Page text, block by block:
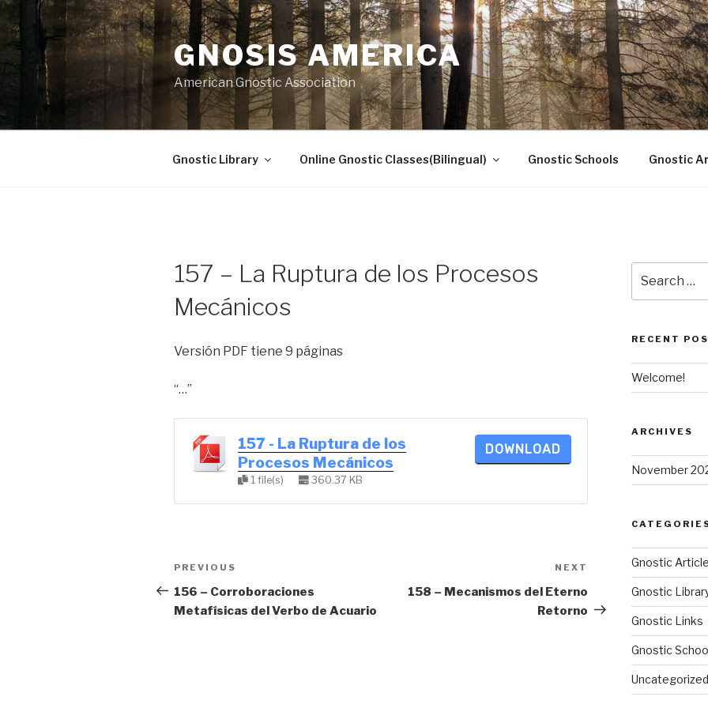
Skip
to
content
GNOSIS AMERICA
American Gnostic Association
Gnostic Library Online Gnostic Classes(Bilingual) Gnostic Schools Gnostic
157 – La Ruptura de los Procesos
Mecánicos
Versión PDF tiene 9 páginas
“…”
157 - La Ruptura de los
Procesos Mecánicos
1 file(s) 360.37 KB
DOWNLOAD
Post
navigation
Previous
Post
PREVIOUS
156 – Corroboraciones
Metafísicas del Verbo de Acuario
NEXT
158 – Mecanismos del Eterno
Retorno
for:
RECENT
Welcome!
ARCHIVES
November
Gnostic
Gnostic
Gnostic Links
Gnostic
Uncategorized